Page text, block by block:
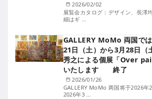
2026/02/02
展覧会カタログ：デザイン、長
細はギ …
2026/01/26
GALLERY MoMo 両国で
21日（土）から3月28日（
秀之による個展「Over
いたします 終了
GALLERY MoMo 两国将于2026年
2026年3 …